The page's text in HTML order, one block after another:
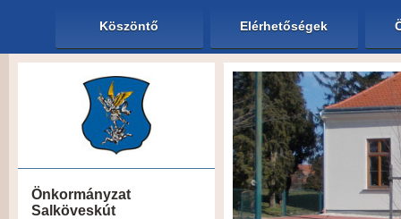
Köszöntő Elérhetőségek
Önkormányzat
Salköveskút